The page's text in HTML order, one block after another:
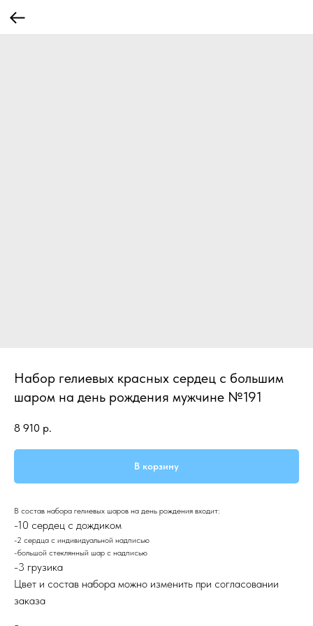
Набор гелиевых красных сердец с большим
шаром на день рождения мужчине №191
8 910 р.
В корзину
В состав набора гелиевых шаров на день рождения входит:
-10 сердец с дождиком
-2 сердца с индивидуальной надписью
-большой стеклянный шар с надписью
-3 грузика
Цвет и состав набора можно изменить при согласовании
заказа